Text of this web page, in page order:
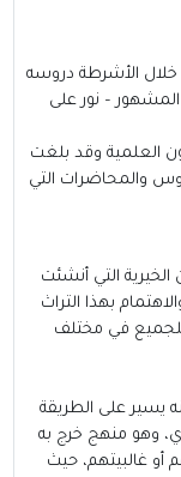
خلال الأشرطة دروسه
المشهور – نور على
العلمية وقد بلغت
والمحاضرات التي
التي أنشئت
والاهتمام بهذا التراث
للجميع في مختلف
يسير على الطريقة
وهو منهج خرج به
أو غالبيتهم، حيث